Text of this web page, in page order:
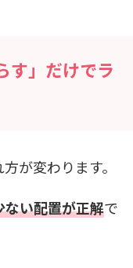
す」だけでラ
が変わります。
い配置が正解で